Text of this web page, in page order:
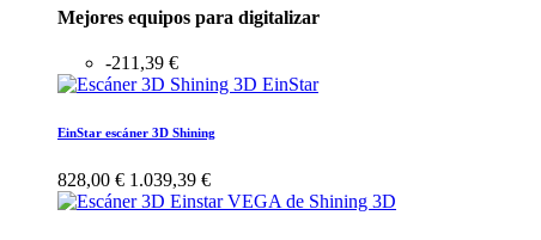
Mejores equipos para digitalizar
-211,39 €
EinStar escáner 3D Shining
828,00 € 1.039,39 €